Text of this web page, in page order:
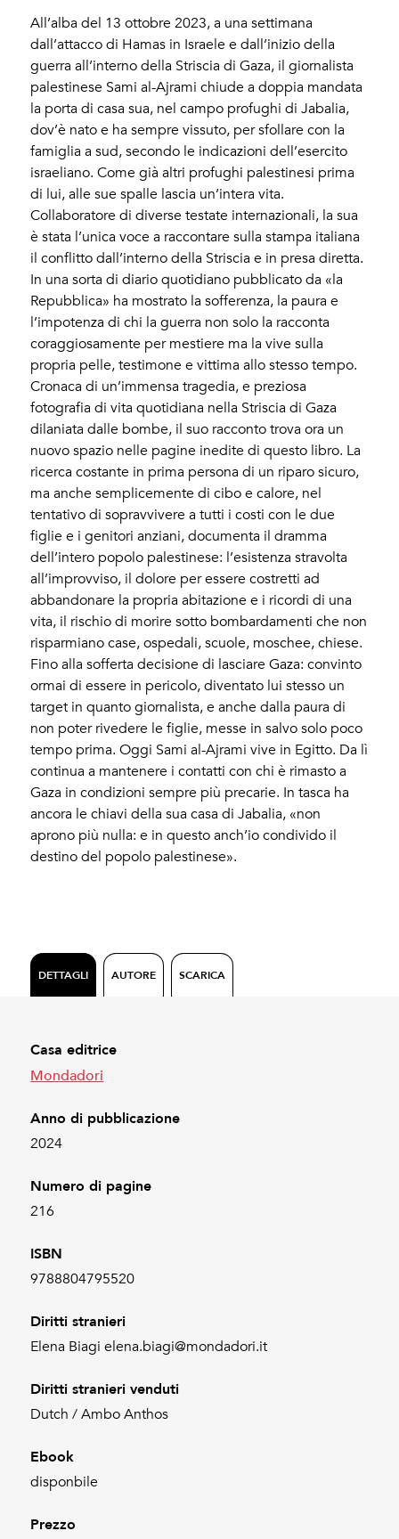
All’alba del 13 ottobre 2023, a una settimana
dall’attacco di Hamas in Israele e dall’inizio della
guerra all’interno della Striscia di Gaza, il giornalista
palestinese Sami al-Ajrami chiude a doppia mandata
la porta di casa sua, nel campo profughi di Jabalia,
dov’è nato e ha sempre vissuto, per sfollare con la
famiglia a sud, secondo le indicazioni dell’esercito
israeliano. Come già altri profughi palestinesi prima
di lui, alle sue spalle lascia un’intera vita.
Collaboratore di diverse testate internazionali, la sua
è stata l’unica voce a raccontare sulla stampa italiana
il conflitto dall’interno della Striscia e in presa diretta.
In una sorta di diario quotidiano pubblicato da «la
Repubblica» ha mostrato la sofferenza, la paura e
l’impotenza di chi la guerra non solo la racconta
coraggiosamente per mestiere ma la vive sulla
propria pelle, testimone e vittima allo stesso tempo.
Cronaca di un’immensa tragedia, e preziosa
fotografia di vita quotidiana nella Striscia di Gaza
dilaniata dalle bombe, il suo racconto trova ora un
nuovo spazio nelle pagine inedite di questo libro. La
ricerca costante in prima persona di un riparo sicuro,
ma anche semplicemente di cibo e calore, nel
tentativo di sopravvivere a tutti i costi con le due
figlie e i genitori anziani, documenta il dramma
dell’intero popolo palestinese: l’esistenza stravolta
all’improvviso, il dolore per essere costretti ad
abbandonare la propria abitazione e i ricordi di una
vita, il rischio di morire sotto bombardamenti che non
risparmiano case, ospedali, scuole, moschee, chiese.
Fino alla sofferta decisione di lasciare Gaza: convinto
ormai di essere in pericolo, diventato lui stesso un
target in quanto giornalista, e anche dalla paura di
non poter rivedere le figlie, messe in salvo solo poco
tempo prima. Oggi Sami al-Ajrami vive in Egitto. Da lì
continua a mantenere i contatti con chi è rimasto a
Gaza in condizioni sempre più precarie. In tasca ha
ancora le chiavi della sua casa di Jabalia, «non
aprono più nulla: e in questo anch’io condivido il
destino del popolo palestinese».
DETTAGLI AUTORE SCARICA
Casa editrice
Mondadori
Anno di pubblicazione
2024
Numero di pagine
216
ISBN
9788804795520
Diritti stranieri
Elena Biagi elena.biagi@mondadori.it
Diritti stranieri venduti
Dutch / Ambo Anthos
Ebook
disponbile
Prezzo